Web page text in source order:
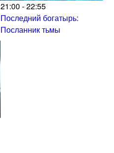
21:00 - 22:55
Последний богатырь:
Посланник тьмы